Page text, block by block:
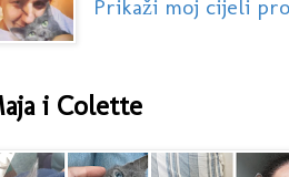
Prikaži moj cijeli
i Colette